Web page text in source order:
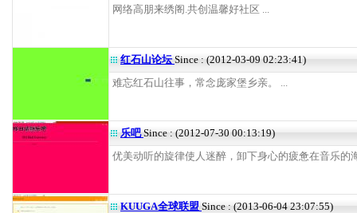
网络高朋来绣阁.共创温馨好社区 ...
红石山论坛Since : (2012-03-09 02:23:41)
难忘红石山往事，常念庞家堡乡亲。 ...
乐吧Since : (2012-07-30 00:13:19)
优美动听的旋律使人迷醉，卸下身心的疲惫在音乐的
KUUGA全球联盟 Since : (2013-06-04 23:07:55)